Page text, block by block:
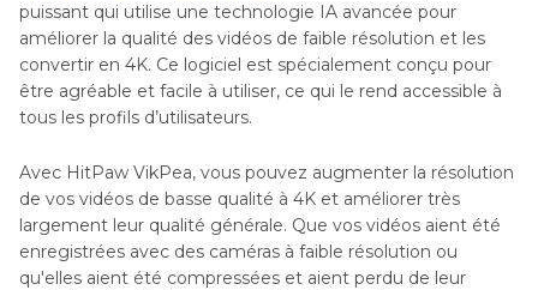
puissant qui utilise une technologie IA avancée pour
améliorer la qualité des vidéos de faible résolution et les
convertir en 4K. Ce logiciel est spécialement conçu pour
être agréable et facile à utiliser, ce qui le rend accessible à
tous les profils d’utilisateurs.
Avec HitPaw VikPea, vous pouvez augmenter la résolution
de vos vidéos de basse qualité à 4K et améliorer très
largement leur qualité générale. Que vos vidéos aient été
enregistrées avec des caméras à faible résolution ou
qu'elles aient été compressées et aient perdu de leur